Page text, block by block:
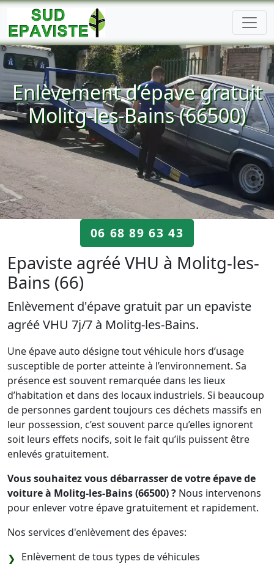
Enlèvement d’épave gratuit
Molitg-les-Bains (66500)
06 68 89 63 43
Epaviste agréé VHU à Molitg-les-
Bains (66)
Enlèvement d'épave gratuit par un epaviste
agréé VHU 7j/7 à Molitg-les-Bains.
Une épave auto désigne tout véhicule hors d’usage
susceptible de porter atteinte à l’environnement. Sa
présence est souvent remarquée dans les lieux
d’habitation et dans des locaux industriels. Si beaucoup
de personnes gardent toujours ces déchets massifs en
leur possession, c’est souvent parce qu’elles ignorent
soit leurs effets nocifs, soit le fait qu’ils puissent être
enlevés gratuitement.
Vous souhaitez vous débarrasser de votre épave de
voiture à Molitg-les-Bains (66500) ? Nous intervenons
pour enlever votre épave gratuitement et rapidement.
Nos services d'enlèvement des épaves:
Enlèvement de tous types de véhicules